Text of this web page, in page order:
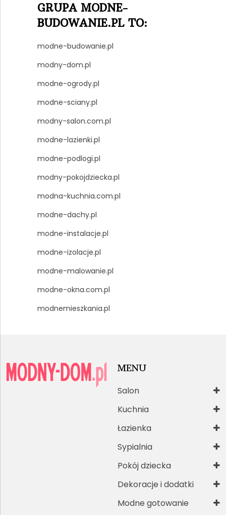
GRUPA MODNE-
BUDOWANIE.PL TO:
modne-budowanie.pl
modny-dom.pl
modne-ogrody.pl
modne-sciany.pl
modny-salon.com.pl
modne-lazienki.pl
modne-podlogi.pl
modny-pokojdziecka.pl
modna-kuchnia.com.pl
modne-dachy.pl
modne-instalacje.pl
modne-izolacje.pl
modne-malowanie.pl
modne-okna.com.pl
modnemieszkania.pl
MENU
Salon
Kuchnia
Łazienka
Sypialnia
Pokój dziecka
Dekoracje i dodatki
Modne gotowanie